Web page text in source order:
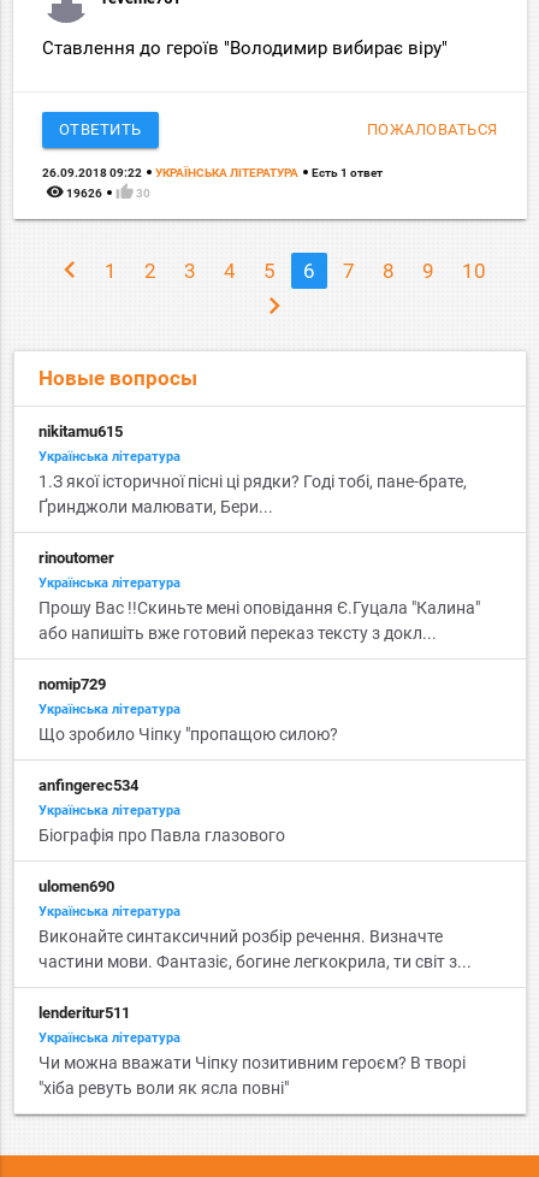
Ставлення до героїв "Володимир вибирає віру"
ОТВЕТИТЬ ПОЖАЛОВАТЬСЯ
26.09.2018 09:22 УКРАЇНСЬКА ЛІТЕРАТУРА Есть 1 ответ
remove_red_eye 19626 thumb_up 30
chevron_left 1 2 3 4 5 6 7 8 9 10
chevron_right
Новые вопросы
nikitamu615
Українська література
1.З якої історичної пісні ці рядки? Годі тобі, пане-брате,
Ґринджоли малювати, Бери...
rinoutomer
Українська література
Прошу Вас !!Скиньте мені оповідання Є.Гуцала "Калина"
або напишіть вже готовий переказ тексту з докл...
nomip729
Українська література
Що зробило Чіпку "пропащою силою?
anfingerec534
Українська література
Біографія про Павла глазового
ulomen690
Українська література
Виконайте синтаксичний розбір речення. Визначте
частини мови. Фантазіє, богине легкокрила, ти світ з...
lenderitur511
Українська література
Чи можна вважати Чіпку позитивним героєм? В творі
"хіба ревуть воли як ясла повні"